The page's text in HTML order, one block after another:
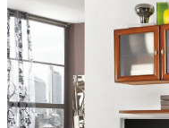
hvězdiček.